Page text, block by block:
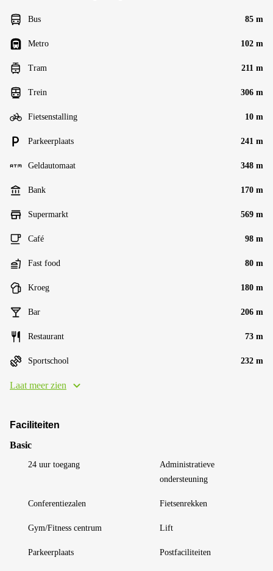
Bus 85 m
Metro 102 m
Tram 211 m
Trein 306 m
Fietsenstalling 10 m
Parkeerplaats 241 m
Geldautomaat 348 m
Bank 170 m
Supermarkt 569 m
Café 98 m
Fast food 80 m
Kroeg 180 m
Bar 206 m
Restaurant 73 m
Sportschool 232 m
Laat meer zien
Faciliteiten
Basic
24 uur toegang
Administratieve
ondersteuning
Conferentiezalen Fietsenrekken
Gym/Fitness centrum Lift
Parkeerplaats Postfaciliteiten